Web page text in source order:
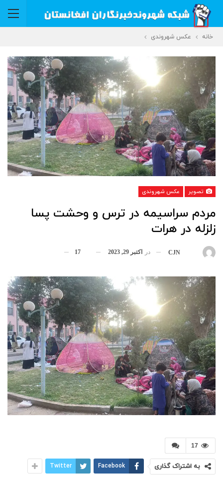
خانه عکس شهروندی
تصویر عکس شهروندی
مردم سراسیمه در ترس و وحشت پسا
زلزله در هرات
CJN در اکتبر 29, 2023 17
17
به اشتراک گذاری Facebook
Twitter